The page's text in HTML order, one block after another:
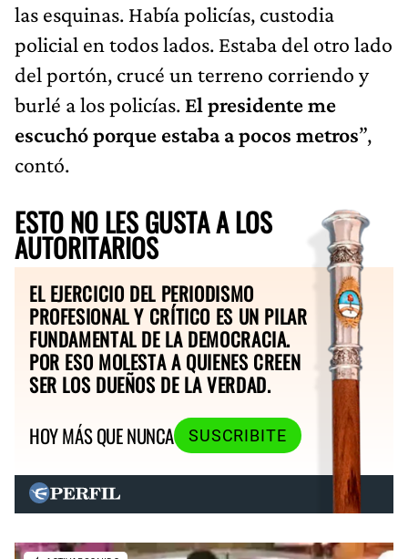
las esquinas. Había policías, custodia
policial en todos lados. Estaba del otro lado
del portón, crucé un terreno corriendo y
burlé a los policías. El presidente me
escuchó porque estaba a pocos metros”,
contó.
ESTO NO LES GUSTA A LOS
AUTORITARIOS
EL EJERCICIO DEL PERIODISMO
PROFESIONAL Y CRÍTICO ES UN PILAR
FUNDAMENTAL DE LA DEMOCRACIA.
POR ESO MOLESTA A QUIENES CREEN
SER LOS DUEÑOS DE LA VERDAD.
HOY MÁS QUE NUNCA
SUSCRIBITE